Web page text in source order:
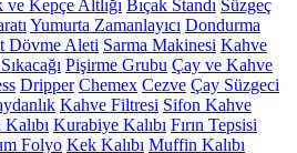
ve Kepçe Altlığı Bıçak Standı Süzgeç
Yumurta Zamanlayıcı Dondurma
Dövme Aleti Sarma Makinesi Kahve
Pişirme Grubu Çay ve Kahve
Dripper Chemex Cezve Çay Süzgeci
Kahve Filtresi Sifon Kahve
Kalıbı Kurabiye Kalıbı Fırın Tepsisi
Folyo Kek Kalıbı Muffin Kalıbı